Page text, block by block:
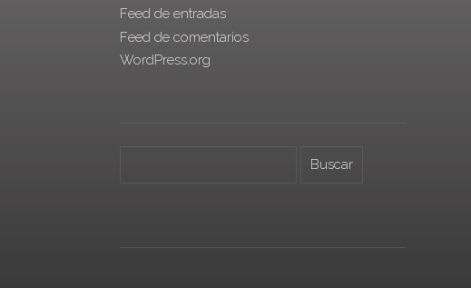
Feed de entradas
Feed de comentarios
WordPress.org